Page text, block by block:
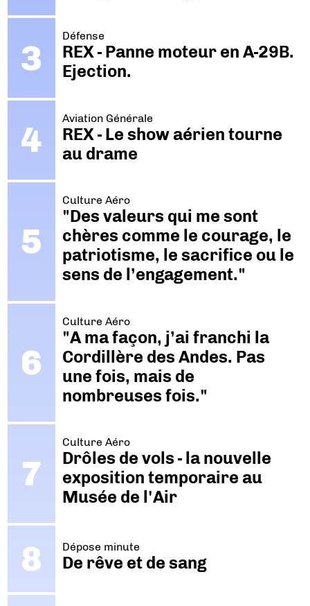
Défense
REX - Panne moteur en A-29B.
Ejection.
Aviation Générale
REX - Le show aérien tourne
au drame
Culture Aéro
"Des valeurs qui me sont
chères comme le courage, le
patriotisme, le sacrifice ou le
sens de l’engagement."
Culture Aéro
"A ma façon, j’ai franchi la
Cordillère des Andes. Pas
une fois, mais de
nombreuses fois."
Culture Aéro
Drôles de vols - la nouvelle
exposition temporaire au
Musée de l'Air
Dépose minute
De rêve et de sang